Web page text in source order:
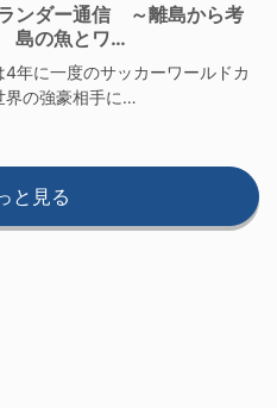
ランダー通信 ～離島から考
島の魚とワ…
年に一度のサッカーワールドカ
界の強豪相手に…
と見る